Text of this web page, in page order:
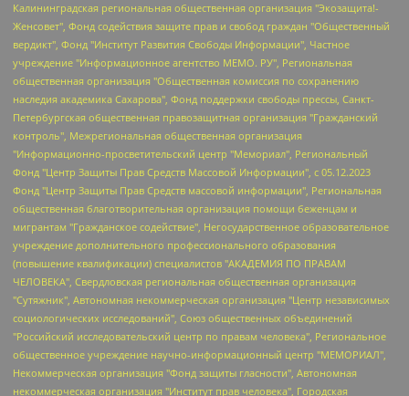
Калининградская региональная общественная организация "Экозащита!-Женсовет", Фонд содействия защите прав и свобод граждан "Общественный вердикт", Фонд "Институт Развития Свободы Информации", Частное учреждение "Информационное агентство МЕМО. РУ", Региональная общественная организация "Общественная комиссия по сохранению наследия академика Сахарова", Фонд поддержки свободы прессы, Санкт-Петербургская общественная правозащитная организация "Гражданский контроль", Межрегиональная общественная организация "Информационно-просветительский центр "Мемориал", Региональный Фонд "Центр Защиты Прав Средств Массовой Информации", с 05.12.2023 Фонд "Центр Защиты Прав Средств массовой информации", Региональная общественная благотворительная организация помощи беженцам и мигрантам "Гражданское содействие", Негосударственное образовательное учреждение дополнительного профессионального образования (повышение квалификации) специалистов "АКАДЕМИЯ ПО ПРАВАМ ЧЕЛОВЕКА", Свердловская региональная общественная организация "Сутяжник", Автономная некоммерческая организация "Центр независимых социологических исследований", Союз общественных объединений "Российский исследовательский центр по правам человека", Региональное общественное учреждение научно-информационный центр "МЕМОРИАЛ", Некоммерческая организация "Фонд защиты гласности", Автономная некоммерческая организация "Институт прав человека", Городская общественная организация "Екатеринбургское общество "МЕМОРИАЛ", Городская общественная организация "Рязанское историко-просветительское и правозащитное общество "Мемориал" (Рязанский Мемориал), Челябинский региональный орган общественной самодеятельности – женское общественное объединение "Женщины Евразии", Челябинский региональный орган общественной самодеятельности "Уральская правозащитная группа", Фонд содействия защите здоровья и социальной справедливости имени Андрея Рылькова, Автономная Некоммерческая Организация "Аналитический Центр Юрия Левады", Автономная некоммерческая организация социальной поддержки населения "Проект Апрель", Региональная общественная организация помощи женщинам и детям, находящимся в кризисной ситуации "Информационно-методический центр "Анна", Фонд содействия развитию массовых коммуникаций и правовому просвещению "Так-так-Так", Фонд содействия устойчивому развитию "Серебряная тайга", Свердловский региональный общественный фонд социальных проектов "Новое время", "Idel.Реалии", Кавказ.Реалии, Крым.Реалии, Телеканал Настоящее Время, Татаро-башкирская служба Радио Свобода (Azatliq Radiosi), Радио Свободная Европа/Радио Свобода (PCE/PC), "Сибирь.Реалии", "Фактограф", Благотворительный фонд помощи осужденным и их семьям, Автономная некоммерческая организация "Институт глобализации и социальных движений", Фонд "В защиту прав заключенных", Частное учреждение "Центр поддержки и содействия развитию средств массовой информации", Пензенский региональный общественный благотворительный фонд "Гражданский союз", "Север.Реалии", Некоммерческая организация Фонд "Правовая инициатива", Общество с ограниченной ответственностью "Радио Свободная Европа/Радио Свобода", Чешское информационное агентство "MEDIUM-ORIENT", Красноярская региональная общественная организация "Мы против СПИДа", Камалягин Денис Николаевич, Маркелов Сергей Евгеньевич, Пономарев Лев Александрович, Савицкая Людмила Алексеевна, Автономная некоммерческая организация "Центр по работе с проблемой насилия "НАСИЛИЮ.НЕТ", Межрегиональный профессиональный союз работников здравоохранения "Альянс врачей", Юридическое лицо, зарегистрированное в Латвийской Республике, SIA "Medusa Project" (регистрационный номер 40103797863, дата регистрации 10.06.2014), Некоммерческая организация "Фонд по борьбе с коррупцией", Автономная некоммерческая организация "Институт права и публичной политики", Баданин Роман Сергеевич, Гликин Максим Александрович, Железнова Мария Михайловна, Лукьянова Юлия Сергеевна, Маетная Елизавета Витальевна, Маняхин Петр Борисович, Чуракова Ольга Владимировна, Ярош Юлия Петровна, Юридическое лицо "The Insider SIA", зарегистрированное в Риге, Латвийская Республика (дата регистрации 26.06.2015), являющееся администратором доменного имени интернет-издания "The Insider SIA", https://theins.ru, Постернак Алексей Евгеньевич, Рубин Михаил Аркадьевич, Анин Роман Александрович, Юридическое лицо Istories fonds, зарегистрированное в Латвийской Республике (регистрационный номер 50008295751, дата регистрации 24.02.2020), Великовский Дмитрий Александрович, Долинина Ирина Николаевна, Мароховская Алеся Алексеевна, Шлейнов Роман Юрьевич, Шмагун Олеся Валентиновна, Общество с ограниченной ответственностью "Альтаир 2021", Общество с ограниченной ответственностью "Вега 2021", Общество с ограниченной ответственностью "Главный редактор 2021", Общество с ограниченной ответственностью "Ромашки монолит", Важенков Артем Валерьевич, Ивановская областная общественная организация "Центр гендерных исследований", Гурман Юрий Альбертович, Медиапроект "ОВД-Инфо", Егоров Владимир Владимирович, Жилинский Владимир Александрович, Общество с ограниченной ответственностью "ЗП", Иванова София Юрьевна, Карезина Инна Павловна, Кильтау Екатерина Викторовна, Петров Алексей Викторович, Пискунов Сергей Евгеньевич, Смирнов Сергей Сергеевич, Тихонов Михаил Сергеевич, Общество с ограниченной ответственностью "ЖУРНАЛИСТ-ИНОСТРАННЫЙ АГЕНТ", Арапова Галина Юрьевна, Вольтская Татьяна Анатольевна, Американская компания "Mason G.E.S. Anonymous Foundation" (США), являющаяся владельцем интернет-издания https://mnews.world/, Компания "Stichting Bellingcat", зарегистрированная в Нидерландах (дата регистрации 11.07.2018), Захаров Андрей Вячеславович, Клепиковская Екатерина Дмитриевна, Общество с ограниченной ответственностью "МЕМО", Перл Роман Александрович, Симонов Евгений Алексеевич, Соловьева Елена Анатольевна, Сотников Даниил Владимирович, Сурначева Елизавета Дмитриевна, Автономная некоммерческая организация по защите прав человека и информированию населения "Якутия – Наше Мнение", Общество с ограниченной ответственностью "Москоу диджитал медиа", с 26.01.2023 Общество с ограниченной ответственностью "Чайка Белые сады", Ветошкина Валерия Валерьевна, Заговора Максим Александрович, Межрегиональное общественное движение "Российская ЛГБТ - сеть", Оленичев Максим Владимирович, Павлов Иван Юрьевич, Скворцова Елена Сергеевна, Общество с ограниченной ответственностью "Как бы инагент", Кочетков Игорь Викторович, Общество с ограниченной ответственностью "Честные выборы", Еланчик Олег Александрович, Общество с ограниченной ответственностью "Нобелевский призыв", Гималова Регина Эмилевна, Григорьев Андрей Валерьевич, Григорьева Алина Александровна, Ассоциация по содействию защите прав призывников, альтернативнослужащих и военнослужащих "Правозащитная группа "Гражданин.Армия.Право", Хисамова Регина Фаритовна, Автономная некоммерческая организация по реализации социально-правовых программ "Лилит", Дальневосточное общественное движение "Маяк", Санкт-Петербургская ЛГБТ-инициативная группа "Выход", Инициативная группа ЛГБТ+ "Реверс", Алексеев Андрей Викторович, Бекбулатова Таисия Львовна, Беляев Иван Михайлович, Владыкина Елена Сергеевна, Гельман Марат Александрович, Никульшина Вероника Юрьевна, Толоконникова Надежда Андреевна, Шендерович Виктор Анатольевич, Общество с ограниченной ответственностью "Данное сообщение", Общество с ограниченной ответственностью Издательский дом "Новая глава", Айнбиндер Александра Александровна, Московский комьюнити-центр для ЛГБТ+инициатив, Благотворительный фонд развития филантропии, Deutsche Welle (Германия, Kurt-Schumacher-Strasse 3, 53113 Bonn), Борзунова Мария Михайловна, Воробьев Виктор Викторович, Голубева Анна Львовна, Константинова Алла Михайловна, Малкова Ирина Владимировна, Мурадов Мурад Абдулгалимович, Осетинская Елизавета Николаевна, Понасенков Евгений Николаевич, Ганапольский Матвей Юрьевич, Киселев Евгений Алексеевич, Борухович Ирина Григорьевна, Дремин Иван Тимофеевич, Дубровский Дмитрий Викторович, Красноярская региональная общественная организация поддержки и развития альтернативных образовательных технологий и межкультурных коммуникаций "ИНТЕРРА", Маяковская Екатерина Алексеевна, Фейгин Марк Захарович, Филимонов Андрей Викторович, Дзугкоева Регина Николаевна, Доброхотов Роман Александрович, Дудь Юрий Александрович, Елкин Сергей Владимирович, Кругликов Кирилл Игоревич, Сабунаева Мария Леонидовна, Семенов Алексей Владимирович, Шаинян Карен Багратович, Шульман Екатерина Михайловна, Асафьев Артур Валерьевич, Вахштайн Виктор Семенович, Венедиктов Алексей Алексеевич, Лушникова Екатерина Евгеньевна, Волков Леонид Михайлович, Невзоров Александр Глебович, Пархоменко Сергей Борисович, Сироткин Ярослав Николаевич, Кара-Мурза Владимир Владимирович, Баранова Наталья Владимировна, Гозман Леонид Яковлевич, Кагарлицкий Борис Юльевич, Климарев Михаил Валерьевич, Милов Владимир Станиславович, Автономная некоммерческая организация Краснодарский центр современного искусства "Типография", Моргенштерн Алишер Тагирович, Соболь Любовь Эдуардовна, Общество с ограниченной ответственностью "ЛИЗА НОРМ", Каспаров Гарри Кимович, Ходорковский Михаил Борисович, Общество с ограниченной ответственностью "Апрельские тезисы", Данилович Ирина Брониславовна, Кашин Олег Владимирович, Петров Николай Владимирович, Пивоваров Алексей Владимирович, Соколов Михаил Владимирович, Цветкова Юлия Владимировна, Чичваркин Евгений Александрович, Комитет против пыток/Команда против пыток, Общество с ограниченной ответственностью "Первый научный", Общество с ограниченной ответственностью "Вертолет и ко", Белоцерковская Вероника Борисовна, Кац Максим Евгеньевич, Лазарева Татьяна Юрьевна, Шаведдинов Руслан Табризович, Яшин Илья Валерьевич, Общество с ограниченной ответственностью "Иноагент ААВ", Алешковский Дмитрий Петрович, Альбац Евгения Марковна, Быков Дмитрий Львович, Галямина Юлия Евгеньевна, Лойко Сергей Леонидович, Мартынов Кирилл Константинович, Медведев Сергей Александрович, Крашенинников Федор Геннадиевич, Гордеева Катерина Вл